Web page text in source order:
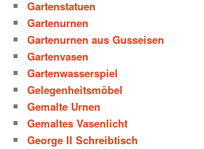
Gartenstatuen
Gartenurnen
Gartenurnen aus Gusseisen
Gartenvasen
Gartenwasserspiel
Gelegenheitsmöbel
Gemalte Urnen
Gemaltes Vasenlicht
George II Schreibtisch